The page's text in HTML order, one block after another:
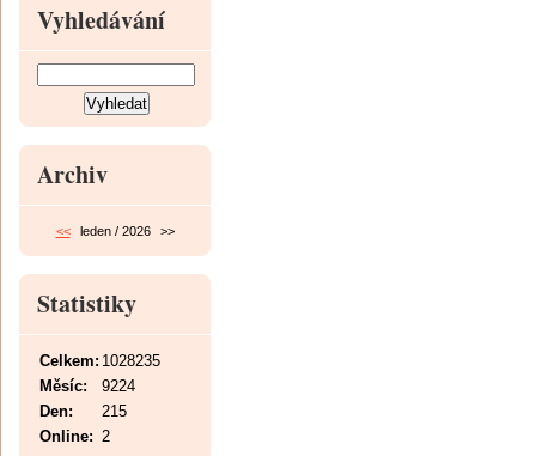
Vyhledávání
Archiv
<< leden / 2026 >>
Statistiky
Online: 2
Celkem: 1028235
Měsíc:
9224
Den:
215